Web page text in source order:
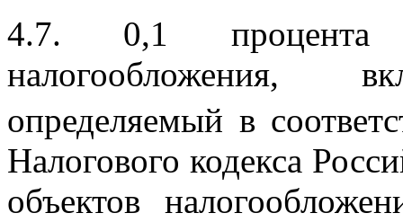
4.7. 0,1 процента
налогообложения,
определяемый в
Налогового кодекса
объектов